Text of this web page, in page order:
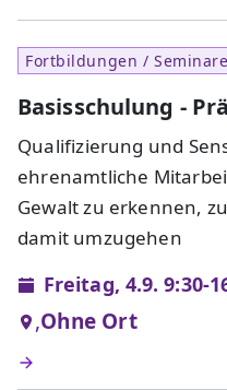
Fortbildungen /
Basisschulung -
Qualifizierung und
ehrenamtliche
Gewalt zu erkennen,
damit umzugehen
Freitag, 4.9. 9:30-
,Ohne Ort